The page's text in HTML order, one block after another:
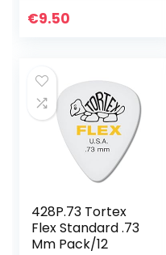
verschillende
€9.50
428P.73 Tortex
Flex Standard .73
Mm Pack/12